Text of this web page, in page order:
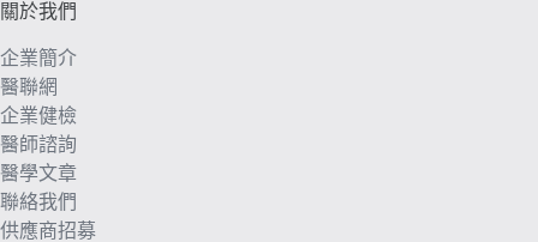
關於我們
企業簡介
醫聯網
企業健檢
醫師諮詢
醫學文章
聯絡我們
供應商招募